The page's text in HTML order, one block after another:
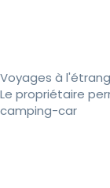
Voyages à
Le propriétaire
camping-car